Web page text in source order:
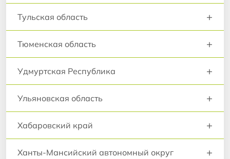
Тульская область +
Тюменская область +
Удмуртская Республика +
Ульяновская область +
Хабаровский край +
Ханты-Мансийский автономный округ +